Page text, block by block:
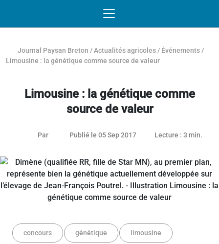
Journal Paysan Breton /Actualités agricoles / Événements /
Limousine : la génétique comme source de valeur
Limousine : la génétique comme
source de valeur
Par Publié le 05 Sep 201726 janvier 2021
Lecture : 3 min.
concours génétique limousine